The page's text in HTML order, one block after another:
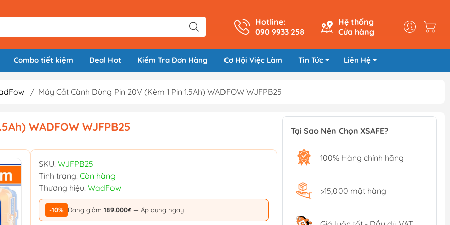
Hotline:
090 9933 258
Hệ thống
Cửa hàng
Combo tiết kiệm Deal Hot Kiểm Tra Đơn Hàng Cơ Hội Việc Làm Tin Tức Liên Hệ
/ Máy Cắt Cành Dùng Pin 20V (Kèm 1 Pin 1.5Ah) WADFOW WJFPB25
WADFOW WJFPB25
SKU: WJFPB25
Tình trạng: Còn hàng
Thương hiệu: WadFow
-10% Đang giảm 189.000₫ — Áp dụng ngay
Tại Sao Nên Chọn XSAFE?
100% Hàng chính hãng
>15,000 mặt hàng